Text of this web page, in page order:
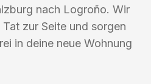
nach Logroño. Wir
zur Seite und sorgen
in deine neue Wohnung